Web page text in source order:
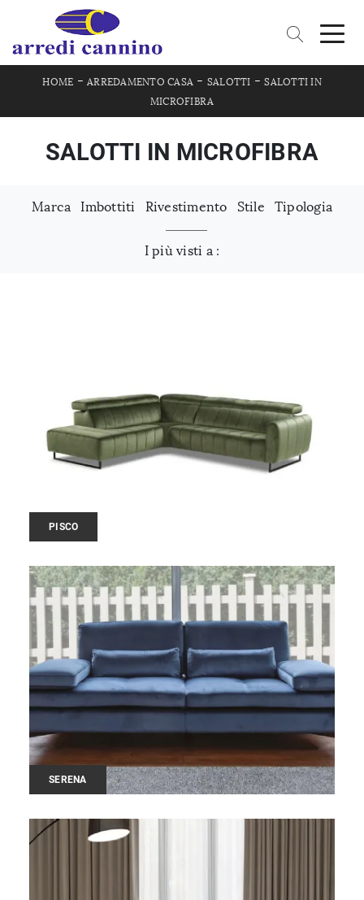
HOME - ARREDAMENTO CASA - SALOTTI -SALOTTI IN
MICROFIBRA
SALOTTI IN MICROFIBRA
Marca Imbottiti Rivestimento Stile Tipologia
I più visti a :
PISCO
SERENA